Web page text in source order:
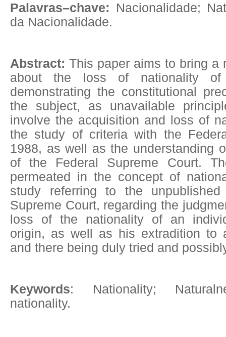
Palavras–chave: Nacionalidade;
da Nacionalidade.
Abstract: This paper aims to bring a
about the loss of nationality of
demonstrating the constitutional
the subject, as unavailable
involve the acquisition and loss of
the study of criteria with the
1988, as well as the understanding
of the Federal Supreme Court.
permeated in the concept of
study referring to the
Supreme Court, regarding the
loss of the nationality of an
origin, as well as his extradition to
and there being duly tried and
Keywords: Nationality;
nationality.